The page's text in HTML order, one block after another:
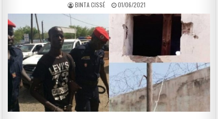
BINTA CISSÉ 01/06/2021